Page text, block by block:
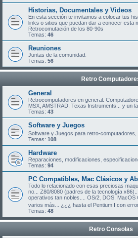
Historias, Documentales y Videos
En esta sección te invitamos a colocar tus
links o sitios que puedan dar a conocer esta
Retrocomutación de los 80-90s
Temas: 46
Reuniones
Juntas de la comunidad.
Temas: 56
Retro
General
Retrocomputadores en general.
MSX, AMSTRAD, Texas Instruments... y un
Temas: 43
Software y Juegos
Software y Juegos para retro-
Temas: 108
Hardware
Reparaciones, modificaciones,
Temas: 94
PC Compatibles, Mac Clásicos y
Todo lo relacionado con esas preciosas
no... Z80/8080 (padres de la tecnología
operativos tan nobles.... OS/2, DOS,
varios más... ¿¿¿ hasta el Pentium I con
Temas: 48
Retro Consolas